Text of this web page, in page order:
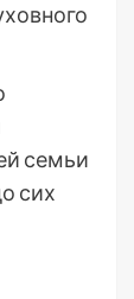
семьи
сих